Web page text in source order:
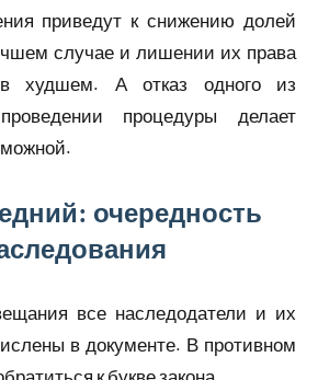
приведут к снижению долей
случае и лишении их права
худшем. А отказ одного из
процедуры делает
очередность
все наследодатели и их
в документе. В противном
к букве закона.